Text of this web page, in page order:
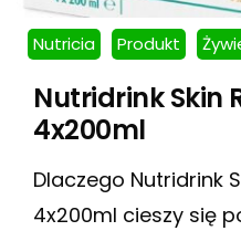
Nutricia Produkt
Nutridrink Skin
4x200ml
Dlaczego Nutridrink
4x200ml cieszy się